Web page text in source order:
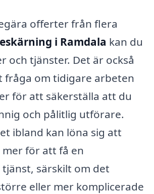
offerter från flera
i Ramdala kan du
och tjänster. Det är också
fråga om tidigare arbeten
för att säkerställa att du
och pålitlig utförare.
ibland kan löna sig att
för att få en
särskilt om det
eller mer komplicerade